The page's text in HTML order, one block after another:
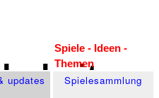
Spiele - Ideen -
Themen
updates Spiele­sammlung